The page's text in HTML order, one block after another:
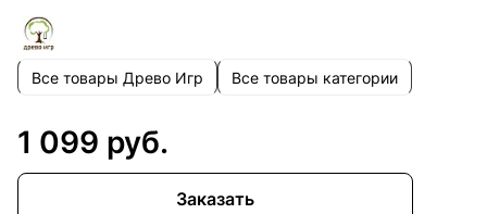
Все товары Древо Игр Все товары категории
1 099 руб.
Заказать